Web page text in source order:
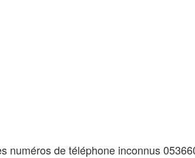
numéros de téléphone inconnus